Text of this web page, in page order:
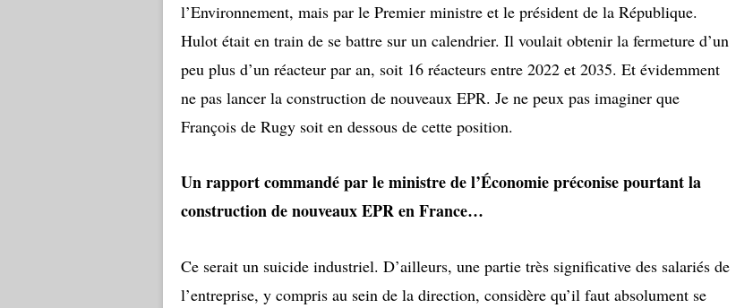
l’Environnement, mais par le Premier ministre et le président de la République.
Hulot était en train de se battre sur un calendrier. Il voulait obtenir la fermeture d’un
peu plus d’un réacteur par an, soit 16 réacteurs entre 2022 et 2035. Et évidemment
ne pas lancer la construction de nouveaux EPR. Je ne peux pas imaginer que
François de Rugy soit en dessous de cette position.
Un rapport commandé par le ministre de l’Économie préconise pourtant la
construction de nouveaux EPR en France…
Ce serait un suicide industriel. D’ailleurs, une partie très significative des salariés de
l’entreprise, y compris au sein de la direction, considère qu’il faut absolument se